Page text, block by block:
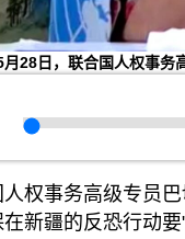
28日，联合国人权事务
权事务高级专员
在新疆的反恐行动